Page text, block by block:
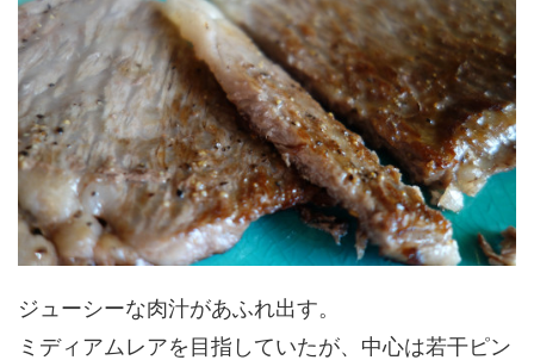
ジューシーな肉汁があふれ出す。
ミディアムレアを目指していたが、中心は若干ピン